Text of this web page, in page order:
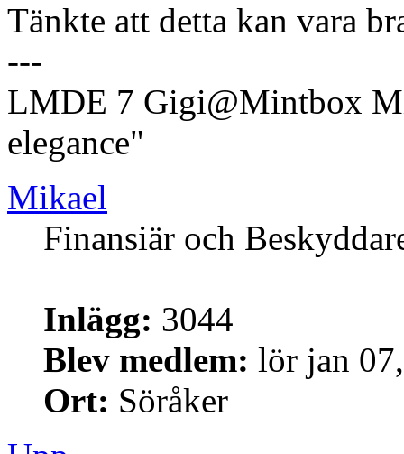
Tänkte att detta kan vara
---
LMDE 7 Gigi@Mintbox
elegance"
Mikael
Finansiär och
Inlägg: 3044
Blev medlem: lör jan
Ort: Söråker